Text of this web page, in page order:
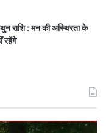
राशि : मन की अस्थिरता के
रहेंगे